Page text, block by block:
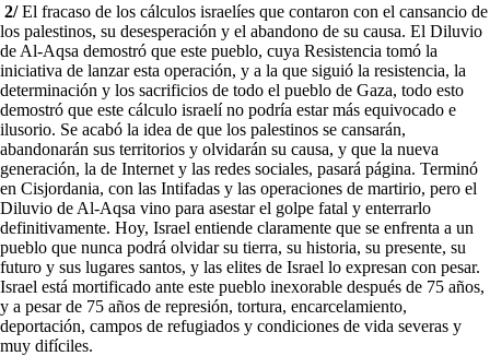
2/El fracaso de los cálculos israelíes que contaron con el cansancio de
los palestinos, su desesperación y el abandono de su causa. El Diluvio
de Al-Aqsa demostró que este pueblo, cuya Resistencia tomó la
iniciativa de lanzar esta operación, y a la que siguió la resistencia, la
determinación y los sacrificios de todo el pueblo de Gaza, todo esto
demostró que este cálculo israelí no podría estar más equivocado e
ilusorio. Se acabó la idea de que los palestinos se cansarán,
abandonarán sus territorios y olvidarán su causa, y que la nueva
generación, la de Internet y las redes sociales, pasará página. Terminó
en Cisjordania, con las Intifadas y las operaciones de martirio, pero el
Diluvio de Al-Aqsa vino para asestar el golpe fatal y enterrarlo
definitivamente. Hoy, Israel entiende claramente que se enfrenta a un
pueblo que nunca podrá olvidar su tierra, su historia, su presente, su
futuro y sus lugares santos, y las elites de Israel lo expresan con pesar.
Israel está mortificado ante este pueblo inexorable después de 75 años,
y a pesar de 75 años de represión, tortura, encarcelamiento,
deportación, campos de refugiados y condiciones de vida severas y
muy difíciles.